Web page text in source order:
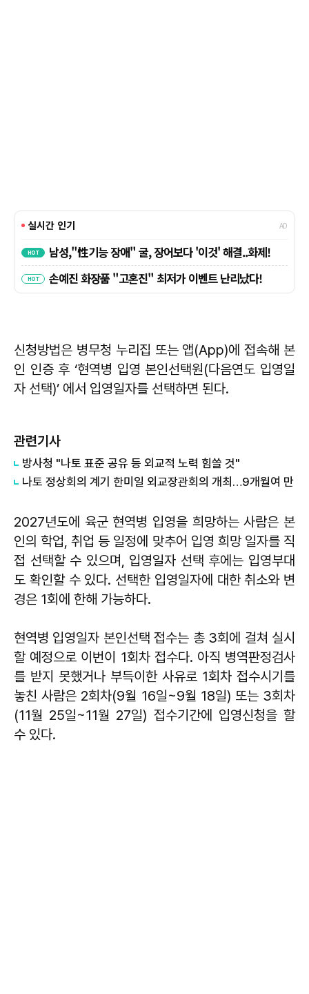
신청방법은 병무청 누리집 또는 앱(App)에 접속해 본
인 인증 후 ‘현역병 입영 본인선택원(다음연도 입영일
자 선택)’ 에서 입영일자를 선택하면 된다.
관련기사
방사청 "나토 표준 공유 등 외교적 노력 힘쓸 것"
나토 정상회의 계기 한미일 외교장관회의 개최…9개월여 만
2027년도에 육군 현역병 입영을 희망하는 사람은 본
인의 학업, 취업 등 일정에 맞추어 입영 희망 일자를 직
접 선택할 수 있으며, 입영일자 선택 후에는 입영부대
도 확인할 수 있다. 선택한 입영일자에 대한 취소와 변
경은 1회에 한해 가능하다.
현역병 입영일자 본인선택 접수는 총 3회에 걸쳐 실시
할 예정으로 이번이 1회차 접수다. 아직 병역판정검사
를 받지 못했거나 부득이한 사유로 1회차 접수시기를
놓친 사람은 2회차(9월 16일~9월 18일) 또는 3회차
(11월 25일~11월 27일) 접수기간에 입영신청을 할
수 있다.